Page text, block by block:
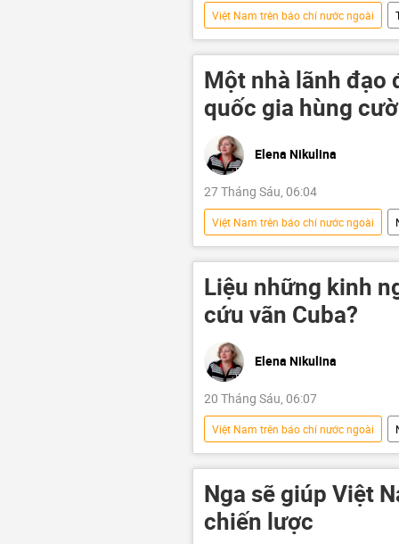
Việt Nam trên báo chí nước ngoài
Tác giả
Quan điểm-Ý kiến
Châu Âu
Phú Quốc
Kinh tế
công nghệ
Pháp luật
Du lịch
Một nhà lãnh đạo
quốc gia hùng
Elena Nikulina
27 Tháng Sáu, 06:04
Việt Nam trên báo chí nước ngoài
Quan điểm-Ý kiến
Tác giả
Liệu những kinh
cứu vãn Cuba?
Elena Nikulina
20 Tháng Sáu, 06:07
Việt Nam trên báo chí nước ngoài
Hội nghị thượng đỉnh Nga-ASEAN
Lê Minh Hưng
Vladimir Putin
Thái Lan
Thế giới
Nga sẽ giúp Việt
chiến lược